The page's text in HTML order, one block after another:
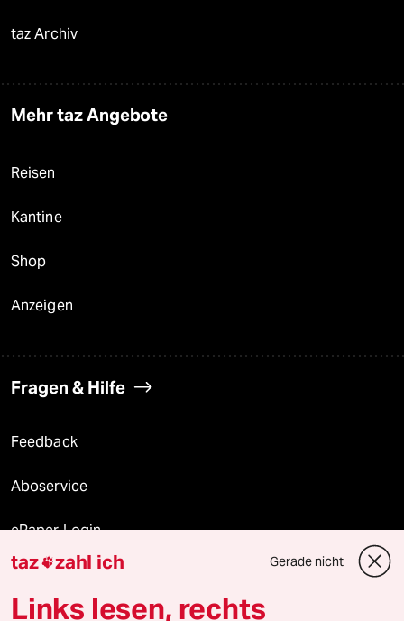
taz Archiv
Mehr taz Angebote
Reisen
Kantine
Shop
Anzeigen
Fragen & Hilfe
Feedback
Aboservice
ePaper Login
Downloads für Abonnierende
taz zahl ich Gerade nicht
Links lesen, rechts